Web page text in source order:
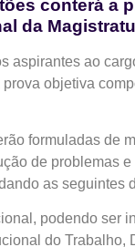
conterá a
da
aspirantes ao
objetiva
formuladas de
de problemas
as seguintes
podendo ser
do Trabalho,